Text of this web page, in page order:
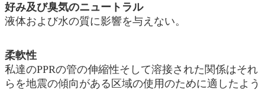
好み及び臭気のニュートラル
液体および水の質に影響を与えない。
柔軟性
私達のPPRの管の伸縮性そして溶接された関係はそれ
らを地震の傾向がある区域の使用のために適したよう